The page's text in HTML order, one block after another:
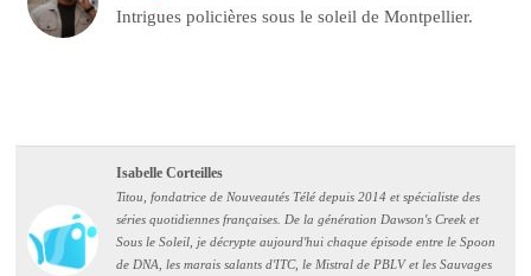
Intrigues policières sous le soleil de Montpellier.
Isabelle Corteilles
Titou, fondatrice de Nouveautés Télé depuis 2014 et spécialiste des
séries quotidiennes françaises. De la génération Dawson's Creek et
Sous le Soleil, je décrypte aujourd'hui chaque épisode entre le Spoon
de DNA, les marais salants d'ITC, le Mistral de PBLV et les Sauvages